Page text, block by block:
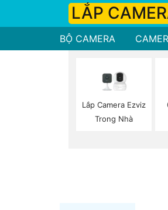
LẮP
BỘ CAMERA
Lắp Camera Ezviz
Trong Nhà